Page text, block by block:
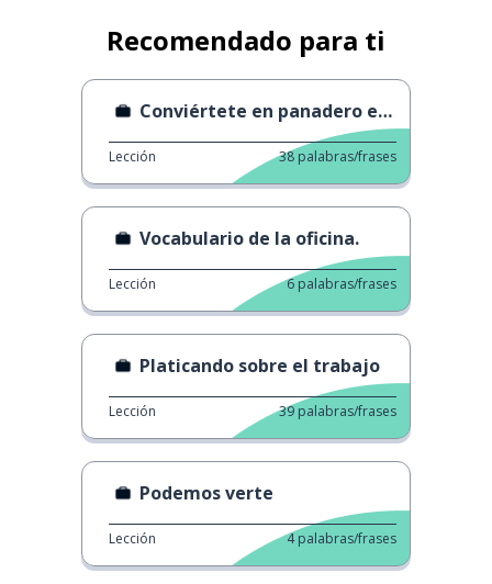
Recomendado para ti
Conviértete en panadero en Alemania
Lección 38 palabras/frases
Vocabulario de la oficina.
Lección 6 palabras/frases
Platicando sobre el trabajo
Lección 39 palabras/frases
Podemos verte
Lección 4 palabras/frases